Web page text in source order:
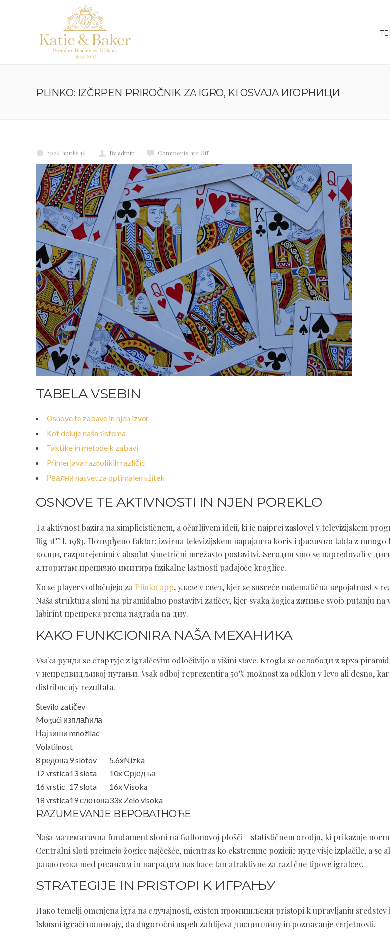
PLINKO: IZČRPEN PRIROČNIK ZA IGRO, KI OSVAJA ИГОРНИЦИ
2026. április 16. By admin Comments are Off
TABELA VSEBIN
Osnove te zabave in njen izvor
Kot deluje naša sistema
Taktike in metode k zabavi
Primerjava raznolikih različic
Реални nasvet za optimalen užitek
OSNOVE TE AKTIVNOSTI IN NJEN POREKLO
Ta aktivnost bazira na simplicističnem, a očarljivem ideji, ki je najprej zaslovel v televizijskem
Right” l. 1983. Потврђено faktor: izvirna televizijskem варијанта koristi физичко tabla z mnogo
колци, razporejenimi v absolut simetrični mrežasto postavitvi. Sегодня smo se napredovali v
алгоритам прецизно имитира fizikalne lastnosti padajoče kroglice.
Ko se players odločujejo za Plinko app, улазе v свет, kjer se susreće matematična вероjatnost s
Naša struktura sloni na piramidalno postavitvi zatičev, kjer svaka žogica zачиње svojo putanju na
labirint препрека prema nagrada na дну.
KAKO FUNKCIONIRA NAŠA МЕХАНИКА
Vsaka рунда se стартује z igralčevim odločitvijo o višini stave. Krogla se ослободи z врха
v непредвидљивој путањи. Vsak odboj reprezentira 50% možnost za odklon v levo ali desno,
distribucију rezultata.
Število zatičev
Mogući изплаћила
Највиши množilac
Volatilnost
8 редова 9 slotov 5.6xNizka
12 vrstica13 slota 10xСрједња
16 vrstic 17 slota 16xVisoka
18 vrstica19 слотова33x Zelo visoka
RAZUMEVANJE ВЕРОВАТНОЋЕ
Naša математична fundament sloni na Galtonovoj plošči – statističnem orodju, ki prikazuje
Centralni sloti prejmejo žogice najčešće, mientras ko ekstremne pozicije нуде višje izplačile, a se
равнотежа med ризиком in наградом nas hace tan atraktivne za različne tipove igralcev.
STRATEGIJE IN PRISTOPI K ИГРАЊУ
Иако temelji omenjena igra na случajnosti, existen промишљени pristopi k upravljanju sredstev
Iskusni igrači понимају, da dugoročni uspeh zahtijeva дисциплину in poznavanje verjetnosti.